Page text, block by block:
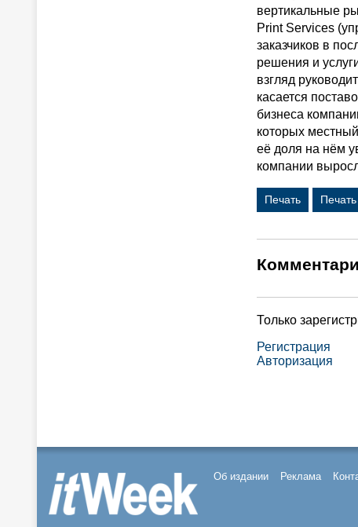
вертикальные
Print Services
заказчиков в
решения и
взгляд
касается
бизнеса
которых
её доля на нём
компании
Печать
Только
Регистрация
Авторизация
Об издании Реклама